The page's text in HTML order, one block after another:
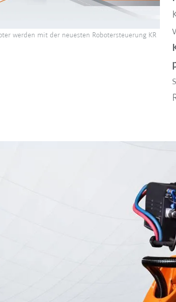
werden mit der neuesten Robotersteuerung KR